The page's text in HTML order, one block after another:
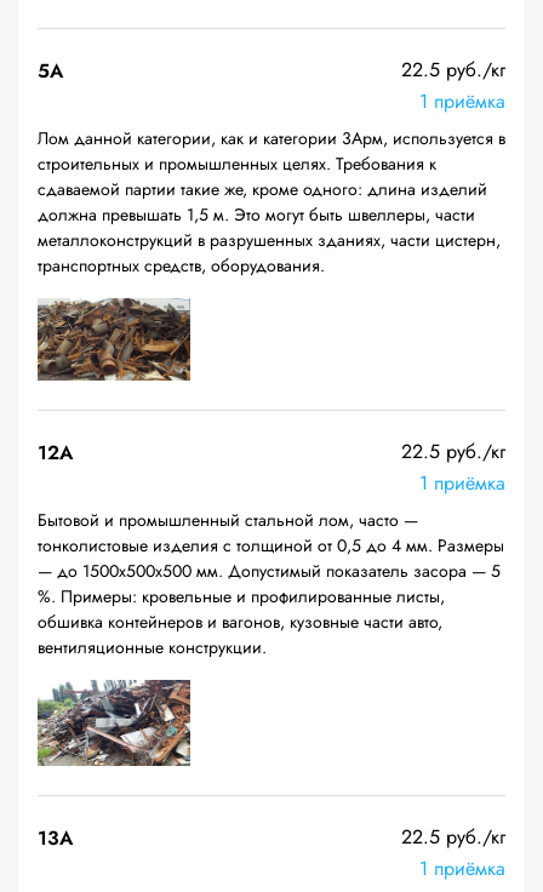
5А
22.5 руб./кг
1 приёмка
Лом данной категории, как и категории 3Арм, используется в
строительных и промышленных целях. Требования к
сдаваемой партии такие же, кроме одного: длина изделий
должна превышать 1,5 м. Это могут быть швеллеры, части
металлоконструкций в разрушенных зданиях, части цистерн,
транспортных средств, оборудования.
12A
22.5 руб./кг
1 приёмка
Бытовой и промышленный стальной лом, часто —
тонколистовые изделия с толщиной от 0,5 до 4 мм. Размеры
— до 1500х500х500 мм. Допустимый показатель засора — 5
%. Примеры: кровельные и профилированные листы,
обшивка контейнеров и вагонов, кузовные части авто,
вентиляционные конструкции.
13А
22.5 руб./кг
1 приёмка